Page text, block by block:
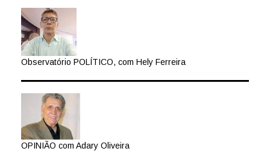
Observatório POLÍTICO, com Hely Ferreira
OPINIÃO com Adary Oliveira